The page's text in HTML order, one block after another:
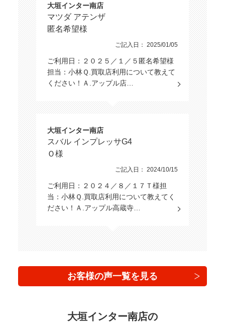
大垣インター南店
マツダ アテンザ
匿名希望様
ご記入日： 2025/01/05
ご利用日：２０２５／１／５匿名希望様
担当：小林Ｑ.買取店利用について教えて
ください！Ａ.アップル店…
大垣インター南店
スバル インプレッサG4
Ｏ様
ご記入日： 2024/10/15
ご利用日：２０２４／８／１７Ｔ様担
当：小林Ｑ.買取店利用について教えてく
ださい！Ａ.アップル高蔵寺…
お客様の声一覧を見る
大垣インター南店の